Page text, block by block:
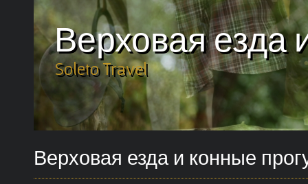
Верховая езда
Soleto Travel
Верховая езда и конные